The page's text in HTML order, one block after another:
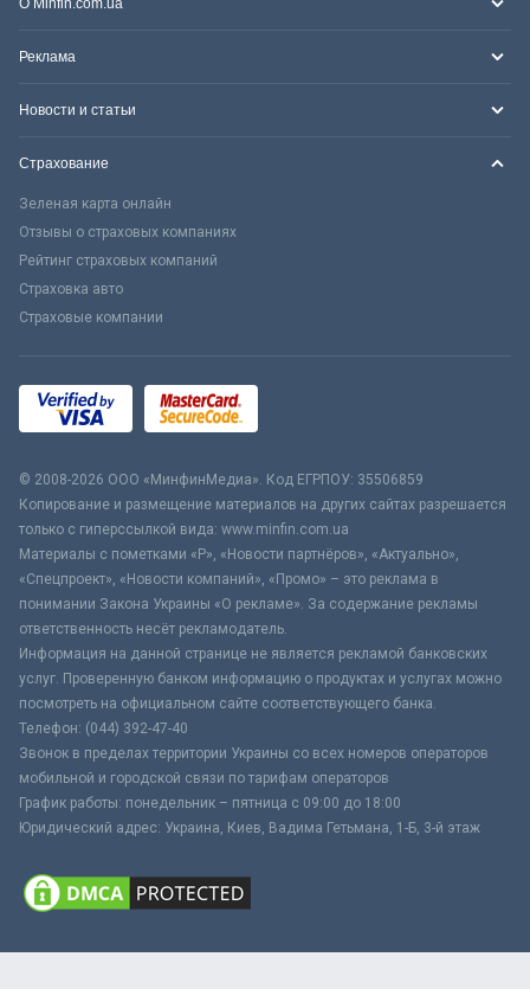
Реклама
Новости и статьи
Страхование
Зеленая карта онлайн
Отзывы о страховых компаниях
Рейтинг страховых компаний
Страховка авто
Страховые компании
© 2008-2026 ООО «МинфинМедиа». Код ЕГРПОУ: 35506859
Копирование и размещение материалов на других сайтах разрешается
только с гиперссылкой вида: www.minfin.com.ua
Материалы с пометками «Р», «Новости партнёров», «Актуально»,
«Спецпроект», «Новости компаний», «Промо» – это реклама в
понимании Закона Украины «О рекламе». За содержание рекламы
ответственность несёт рекламодатель.
Информация на данной странице не является рекламой банковских
услуг. Проверенную банком информацию о продуктах и услугах можно
посмотреть на официальном сайте соответствующего банка.
Телефон: (044) 392-47-40
Звонок в пределах территории Украины со всех номеров операторов
мобильной и городской связи по тарифам операторов
График работы: понедельник – пятница с 09:00 до 18:00
Юридический адрес: Украина, Киев, Вадима Гетьмана, 1-Б, 3-й этаж